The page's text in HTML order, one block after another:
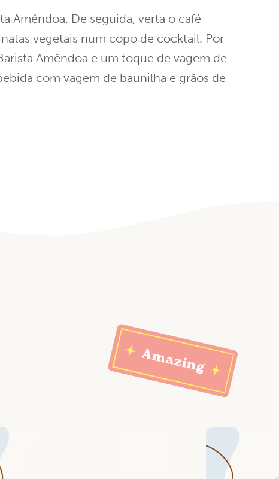
Amêndoa. De seguida, verta o café
vegetais num copo de cocktail. Por
Amêndoa e um toque de vagem de
com vagem de baunilha e grãos de